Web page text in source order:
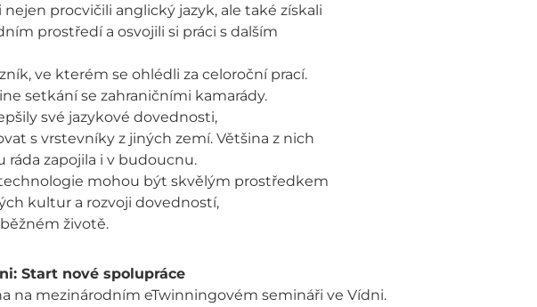
procvičili anglický jazyk, ale také získali
prostředí a osvojili si práci s dalším
ve kterém se ohlédli za celoroční prací.
setkání se zahraničními kamarády.
své jazykové dovednosti,
s vrstevníky z jiných zemí. Většina z nich
zapojila i v budoucnu.
mohou být skvělým prostředkem
kultur a rozvoji dovedností,
životě.
Start nové spolupráce
na mezinárodním eTwinningovém semináři ve Vídni.